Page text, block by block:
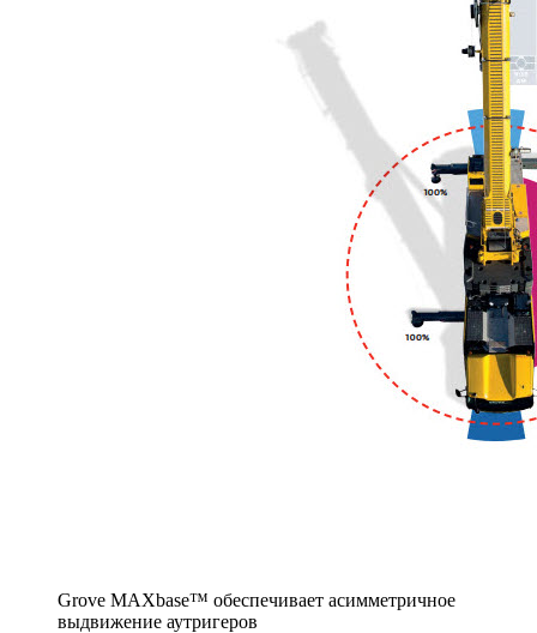
Grove MAXbase™ обеспечивает асимметричное
выдвижение аутригеров